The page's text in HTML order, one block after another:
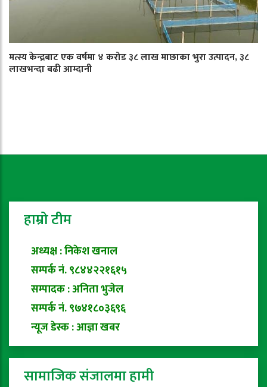
मत्स्य केन्द्रबाट एक वर्षमा ४ करोड ३८ लाख माछाका भुरा उत्पादन, ३८
लाखभन्दा बढी आम्दानी
हाम्रो टीम
अध्यक्ष : निकेश खनाल
सम्पर्क नं. ९८४४२२१६१५
सम्पादक : अनिता भुजेल
सम्पर्क नं. ९७४१८०३६९६
न्यूज डेस्क : आज्ञा खबर
सामाजिक संजालमा हामी